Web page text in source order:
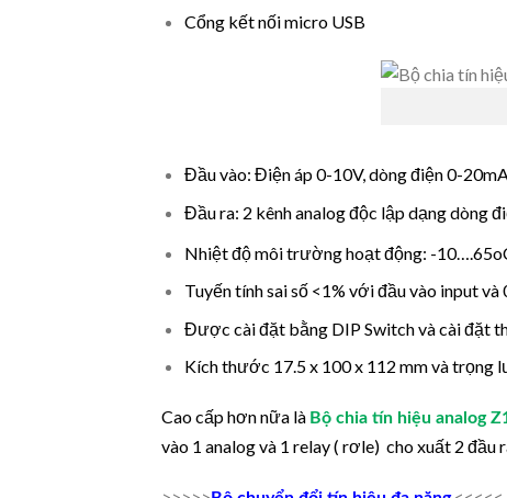
Cổng kết nối micro USB
Đầu vào: Điện áp 0-10V, dòng điện 0-
Đầu ra: 2 kênh analog độc lập dạng dòng
Nhiệt độ môi trường hoạt động: -
Tuyến tính sai số <1% với đầu vào input
Được cài đặt bằng DIP Switch và cài đặt
Kích thước 17.5 x 100 x 112 mm và trọng
Cao cấp hơn nữa là Bộ chia tín hiệu analog
vào 1 analog và 1 relay ( rơle) cho xuất 2